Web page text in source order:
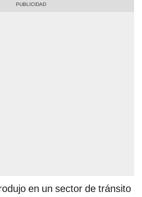
en un sector de tránsito